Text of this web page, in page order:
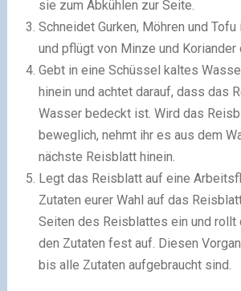
sie zum Abkühlen zur Seite.
Schneidet Gurken, Möhren und
und pflügt von Minze und Koriander
Gebt in eine Schüssel kaltes
hinein und achtet darauf, dass das
Wasser bedeckt ist. Wird das
beweglich, nehmt ihr es aus dem
nächste Reisblatt hinein.
Legt das Reisblatt auf eine
Zutaten eurer Wahl auf das
Seiten des Reisblattes ein und
den Zutaten fest auf. Diesen
bis alle Zutaten aufgebraucht sind.